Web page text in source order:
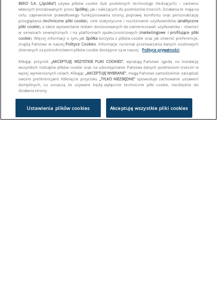
BEKO S.A. („Spółka")używa plików cookie (lub podobnych technologii śledzących) – zarówno
własnych (instalowanych przezSpółkę), jak i należących do podmiotów trzecich. Działania te mają na
celu: zapewnienie prawidłowego funkcjonowania strony, poprawę komfortu oraz personalizację
przeglądania (techniczne pliki cookie), cele statystyczne i rozróżnianie użytkowników (analityczne
pliki cookie), a także wyświetlanie reklam dostosowanych do zainteresowań użytkownika – również
w serwisach zewnętrznych i na platformach społecznościowych (marketingowe i profilujące pliki
cookie). Więcej informacji o tym, jakSpółka korzysta z plików cookie oraz jak zmienić preferencje,
znajdą Państwo w naszejPolityce Cookies . Informacje na temat przetwarzania danych osobowych
zbieranych za pośrednictwem plików cookie dostępne są w naszej
Polityce prywatności
Klikając przycisk „AKCEPTUJĘ WSZYSTKIE PLIKI COOKIES" , wyrażają Państwo zgodę na instalację
wszystkich rodzajów plików cookie oraz na udostępnianie Państwa danych podmiotom trzecim w
wyżej wymienionych celach. Klikając „AKCEPTUJĘ WYBRANE" , mogą Państwo samodzielnie zarządzać
swoimi preferencjami. Kliknięcie przycisku „TYLKO NIEZBĘDNE" spowoduje zachowanie ustawień
domyślnych, co oznacza, że używane będą wyłącznie techniczne pliki cookie, niezbędne do
działania strony.
Ustawienia plików cookies Akceptuję wszystkie pliki cookies